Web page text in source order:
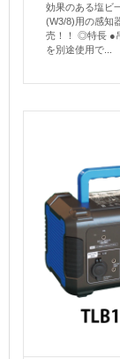
効果のある塩ビ
(W3/8)用の感知
売！！ ◎特長 ●
を別途使用で...